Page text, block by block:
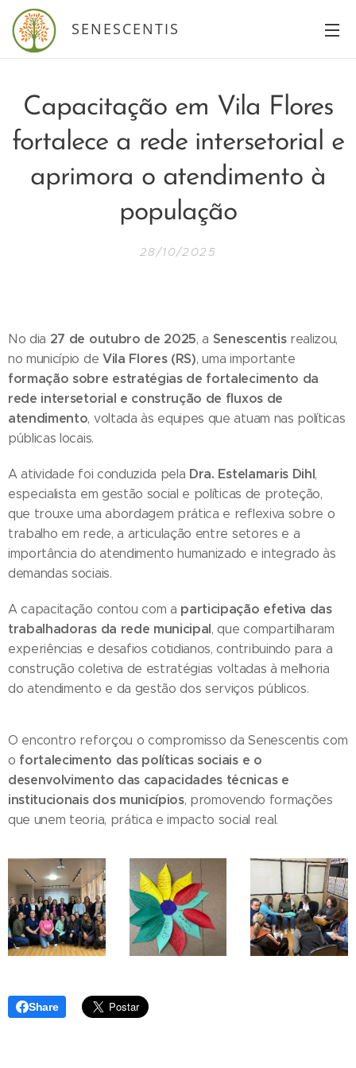
SENESCENTIS
Capacitação em Vila Flores
fortalece a rede intersetorial e
aprimora o atendimento à
população
28/10/2025
No dia 27 de outubro de 2025, a Senescentisrealizou,
no município de Vila Flores (RS), uma importante
formação sobre estratégias de fortalecimento da
rede intersetorial e construção de fluxos de
atendimento, voltada às equipes que atuam nas políticas
públicas locais.
A atividade foi conduzida pela Dra. Estelamaris Dihl,
especialista em gestão social e políticas de proteção,
que trouxe uma abordagem prática e reflexiva sobre o
trabalho em rede, a articulação entre setores e a
importância do atendimento humanizado e integrado às
demandas sociais.
A capacitação contou com a participação efetiva das
trabalhadoras da rede municipal, que compartilharam
experiências e desafios cotidianos, contribuindo para a
construção coletiva de estratégias voltadas à melhoria
do atendimento e da gestão dos serviços públicos.
O encontro reforçou o compromisso da Senescentis com
o fortalecimento das políticas sociais e o
desenvolvimento das capacidades técnicas e
institucionais dos municípios, promovendo formações
que unem teoria, prática e impacto social real.
Share